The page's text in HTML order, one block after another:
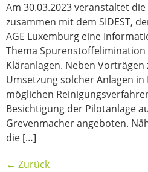
Am 30.03.2023 veranstaltet
zusammen mit dem SIDEST,
AGE Luxemburg eine
Thema
Kläranlagen. Neben
Umsetzung solcher Anlagen
möglichen
Besichtigung der Pilotanlage
Grevenmacher angeboten.
die […]
← Zurück